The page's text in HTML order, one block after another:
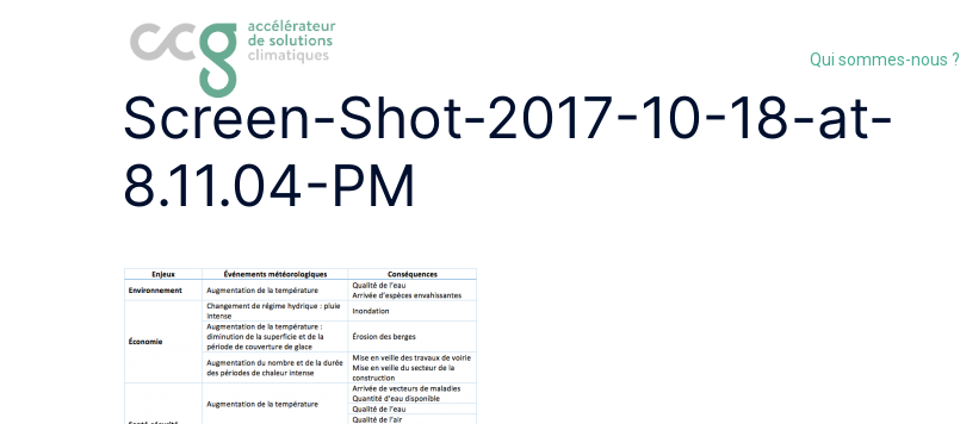
Qui sommes-nous ?
Screen-Shot-2017-10-18-at-
8.11.04-PM